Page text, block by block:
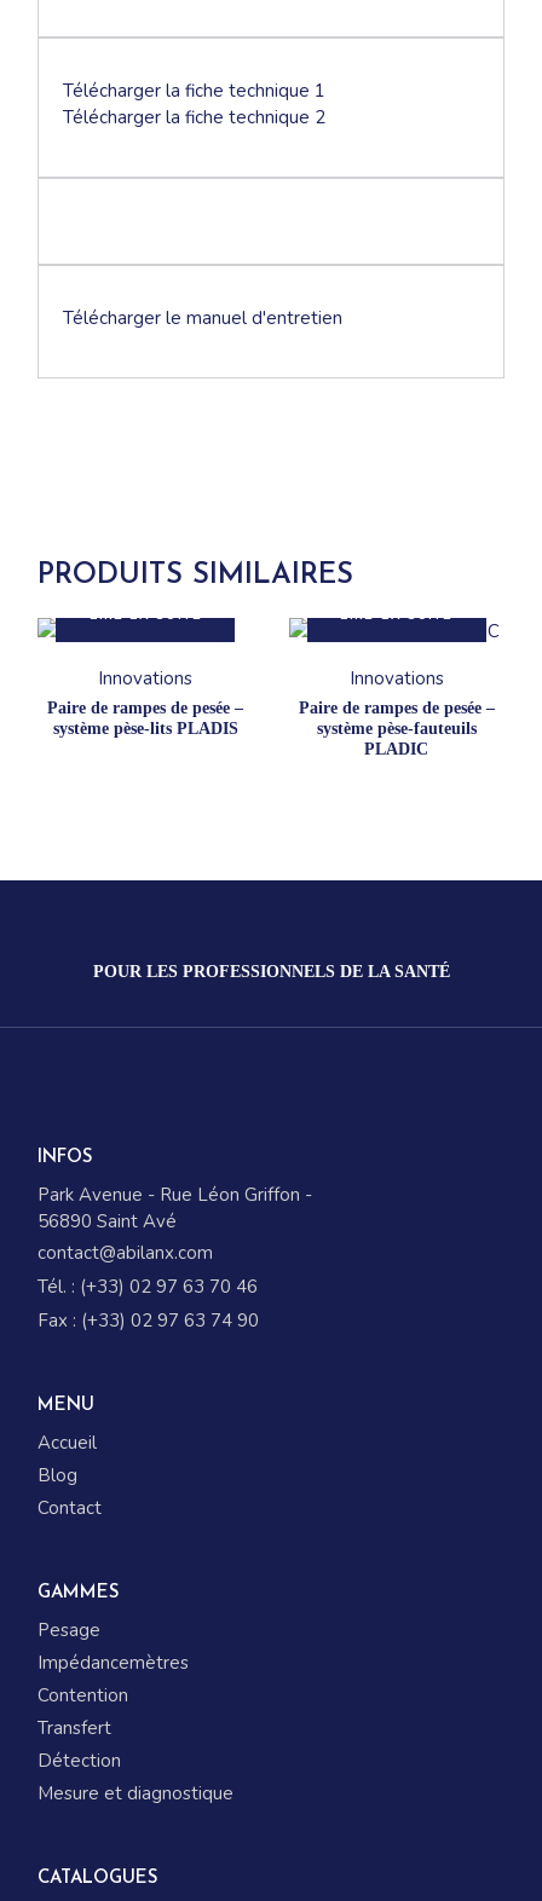
Télécharger la fiche technique 1
Télécharger la fiche technique 2
Télécharger le manuel d'entretien
PRODUITS SIMILAIRES
LIRE LA SUITE
Innovations
Paire de rampes de pesée –
système pèse-lits PLADIS
LIRE LA SUITE
Innovations
Paire de rampes de pesée –
système pèse-fauteuils
PLADIC
POUR LES PROFESSIONNELS DE LA SANTÉ
INFOS
Park Avenue - Rue Léon Griffon -
56890 Saint Avé
contact@abilanx.com
Tél. : (+33) 02 97 63 70 46
Fax : (+33) 02 97 63 74 90
MENU
Accueil
Blog
Contact
GAMMES
Pesage
Impédancemètres
Contention
Transfert
Détection
Mesure et diagnostique
CATALOGUES